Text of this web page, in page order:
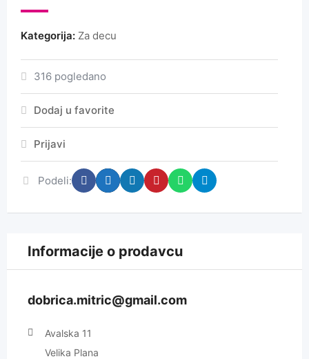
Kategorija: Za decu
316 pogledano
Dodaj u favorite
Prijavi
Podeli:
Informacije o prodavcu
dobrica.mitric@gmail.com
Avalska 11
Velika Plana